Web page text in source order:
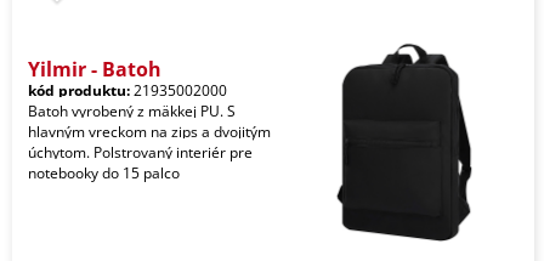
Yilmir - Batoh
kód produktu:21935002000
Batoh vyrobený z mäkkej PU. S
hlavným vreckom na zips a dvojitým
úchytom. Polstrovaný interiér pre
notebooky do 15 palco